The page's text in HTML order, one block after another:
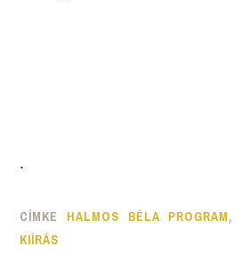
.
CÍMKE HALMOS BÉLA PROGRAM,
KIÍRÁS